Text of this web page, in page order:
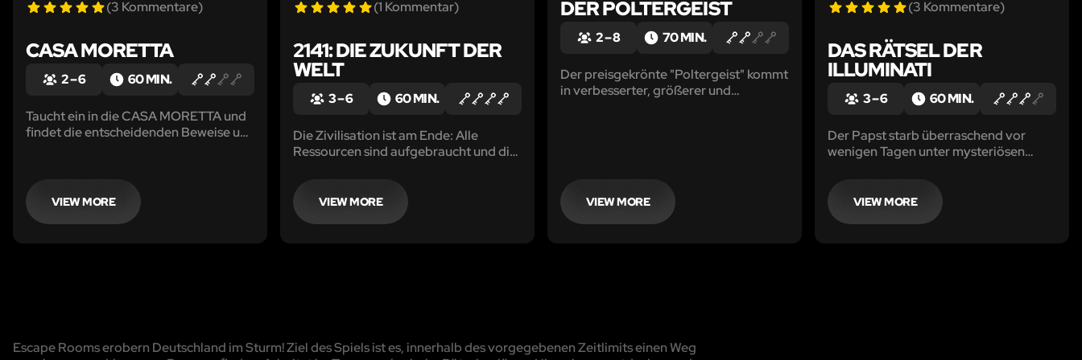
(3 Kommentare)
CASA MORETTA
2 – 6 60 MIN.
Taucht ein in die CASA MORETTA und
findet die entscheidenden Beweise um
VIEW MORE
(1 Kommentar)
2141: DIE ZUKUNFT DER
WELT
3 – 6 60 MIN.
Die Zivilisation ist am Ende: Alle
Ressourcen sind aufgebraucht und die
zum Planeten Yavin bringen kann.
VIEW MORE
DER POLTERGEIST
2 – 8 70 MIN.
Der preisgekrönte "Poltergeist" kommt
in verbesserter, größerer und
VIEW MORE
(3 Kommentare)
DAS RÄTSEL DER
ILLUMINATI
3 – 6 60 MIN.
Der Papst starb überraschend vor
wenigen Tagen unter mysteriösen
Verschwörung. Könnt Ihr herausfinden,
was wirklich hinter diesem Rätsel steckt
und den Fall lösen? Welche
VIEW MORE
Escape Rooms erobern Deutschland im Sturm! Ziel des Spiels ist es, innerhalb des vorgegebenen Zeitlimits einen Weg